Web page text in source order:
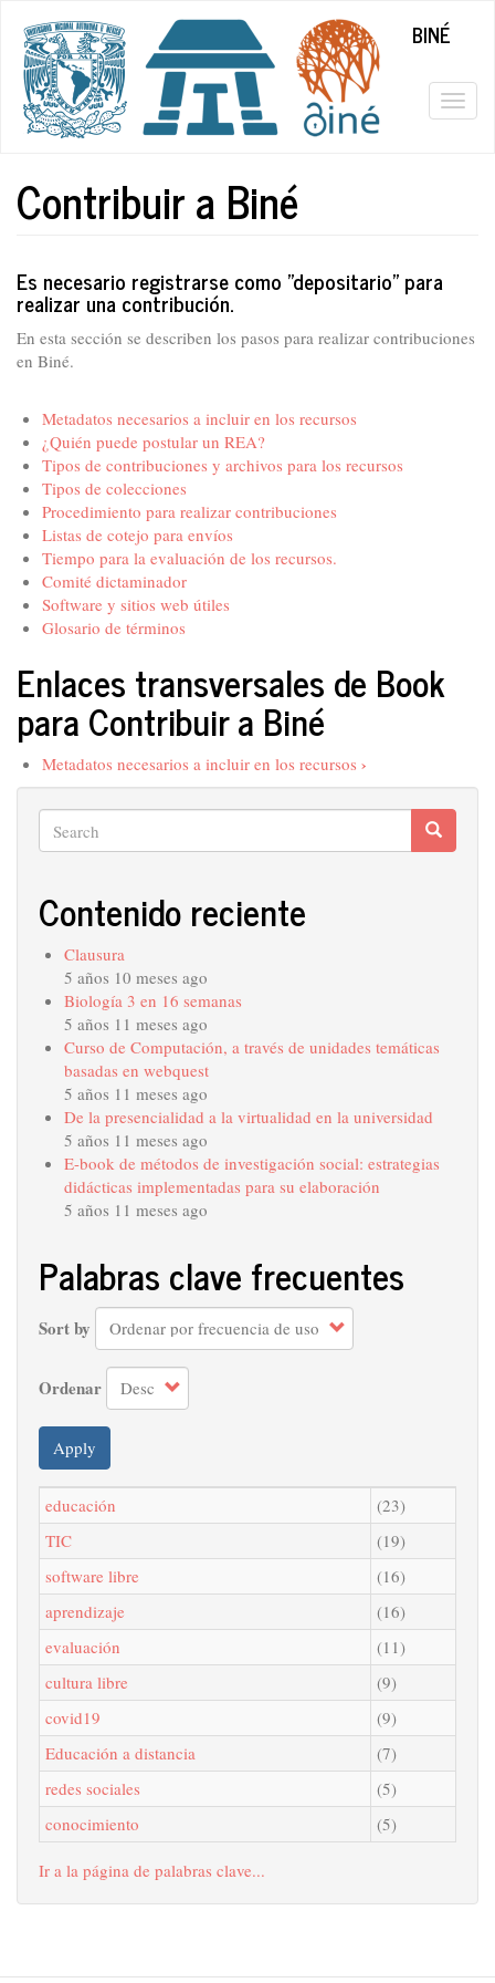
contenido
principal
BINÉ
Contribuir a Biné
Es necesario registrarse como "depositario" para
realizar una contribución.
En esta sección se describen los pasos para realizar contribuciones
en Biné.
Metadatos necesarios a incluir en los recursos
¿Quién puede postular un REA?
Tipos de contribuciones y archivos para los recursos
Tipos de colecciones
Procedimiento para realizar contribuciones
Listas de cotejo para envíos
Tiempo para la evaluación de los recursos.
Comité dictaminador
Software y sitios web útiles
Glosario de términos
Enlaces transversales de Book
para Contribuir a Biné
Metadatos necesarios a incluir en los recursos ›
Search
Search Search
Contenido reciente
Clausura
5 años 10 meses ago
Biología 3 en 16 semanas
5 años 11 meses ago
Curso de Computación, a través de unidades temáticas
basadas en webquest
5 años 11 meses ago
De la presencialidad a la virtualidad en la universidad
5 años 11 meses ago
E-book de métodos de investigación social: estrategias
didácticas implementadas para su elaboración
5 años 11 meses ago
Palabras clave frecuentes
Sort by
Ordenar
Apply
educación
(23)
TIC
(19)
software libre
(16)
aprendizaje
(16)
evaluación
(11)
cultura libre
(9)
covid19
(9)
Educación a distancia
(7)
redes sociales
(5)
conocimiento
(5)
Ir a la página de palabras clave...